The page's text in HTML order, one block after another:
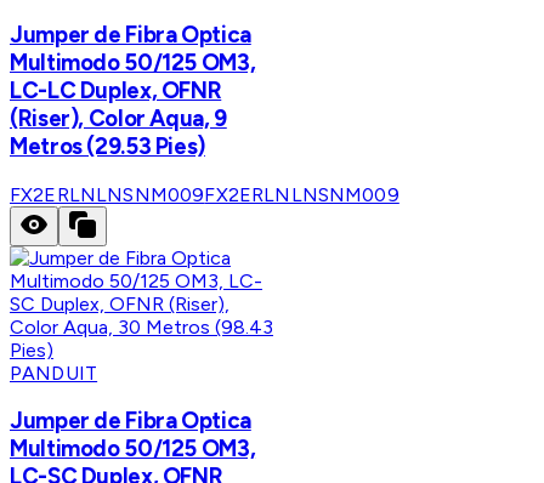
Jumper de Fibra Optica
Multimodo 50/125 OM3,
LC-LC Duplex, OFNR
(Riser), Color Aqua, 9
Metros (29.53 Pies)
FX2ERLNLNSNM009FX2ERLNLNSNM009
PANDUIT
Jumper de Fibra Optica
Multimodo 50/125 OM3,
LC-SC Duplex, OFNR